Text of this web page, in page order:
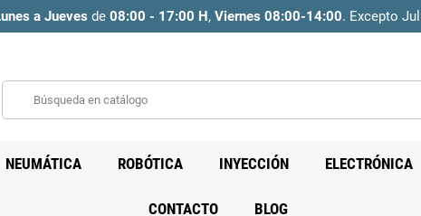
a Jueves de 08:00 - 17:00 H, Viernes 08:00-14:00. Excepto
NEUMÁTICA ROBÓTICA INYECCIÓN ELECTRÓNICA
CONTACTO BLOG